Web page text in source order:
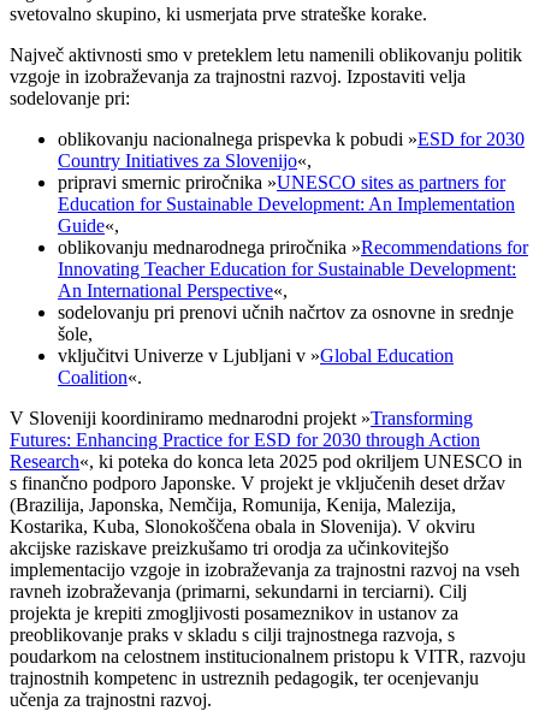
svetovalno skupino, ki usmerjata prve strateške korake.
Največ aktivnosti smo v preteklem letu namenili oblikovanju politik
vzgoje in izobraževanja za trajnostni razvoj. Izpostaviti velja
sodelovanje pri:
oblikovanju nacionalnega prispevka k pobudi »ESD for 2030
Country Initiatives za Slovenijo«,
pripravi smernic priročnika »UNESCO sites as partners for
Education for Sustainable Development: An Implementation
Guide«,
oblikovanju mednarodnega priročnika »Recommendations for
Innovating Teacher Education for Sustainable Development:
An International Perspective«,
sodelovanju pri prenovi učnih načrtov za osnovne in srednje
šole,
vključitvi Univerze v Ljubljani v »Global Education
Coalition«.
V Sloveniji koordiniramo mednarodni projekt »Transforming
Futures: Enhancing Practice for ESD for 2030 through Action
Research«, ki poteka do konca leta 2025 pod okriljem UNESCO in
s finančno podporo Japonske. V projekt je vključenih deset držav
(Brazilija, Japonska, Nemčija, Romunija, Kenija, Malezija,
Kostarika, Kuba, Slonokoščena obala in Slovenija). V okviru
akcijske raziskave preizkušamo tri orodja za učinkovitejšo
implementacijo vzgoje in izobraževanja za trajnostni razvoj na vseh
ravneh izobraževanja (primarni, sekundarni in terciarni). Cilj
projekta je krepiti zmogljivosti posameznikov in ustanov za
preoblikovanje praks v skladu s cilji trajnostnega razvoja, s
poudarkom na celostnem institucionalnem pristopu k VITR, razvoju
trajnostnih kompetenc in ustreznih pedagogik, ter ocenjevanju
učenja za trajnostni razvoj.